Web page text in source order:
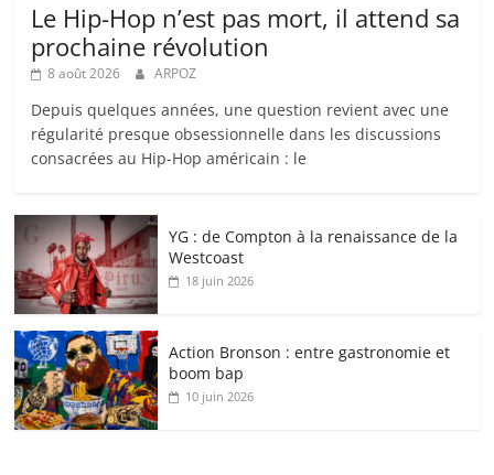
Le Hip-Hop n’est pas mort, il attend sa
prochaine révolution
8 août 2026 ARPOZ
Depuis quelques années, une question revient avec une
régularité presque obsessionnelle dans les discussions
consacrées au Hip-Hop américain : le
YG : de Compton à la renaissance de la
Westcoast
18 juin 2026
Action Bronson : entre gastronomie et
boom bap
10 juin 2026